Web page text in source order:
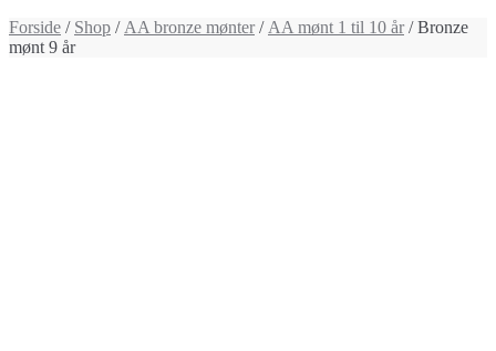
Forside / Shop / AA bronze mønter/ AA mønt 1 til 10 år/ Bronze
mønt 9 år